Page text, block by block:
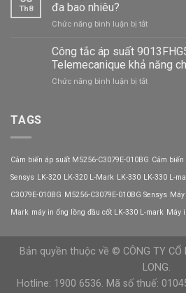
suất
tải
mạnh
của
nguồn
VM150-
KNH
Th8
đa bao nhiêu?
Chức năng bình luận bị tắtở
nguồn
VM250-
L300-
KNH
bao
Công tắc áp suất
Telemecanique khả năng
Chức năng bình luận bị tắtở
khả
năng
tải
tốt
TAGS
Cảm biến áp suất M5256-C3079E-010BG Cảm biến
Sensys LK-320 LK-320 L-Mark LK-330 LK-330 L-
C3079E-010BG M5256-C3079E-010BG Sensys
Mark máy in ống lồng đầu cốt LK-330 L-mark Máy
Bản quyền thuộc về © CÔNG TY CỔ
LONG.
Hotline: 1900 6536. Mã số thuế: